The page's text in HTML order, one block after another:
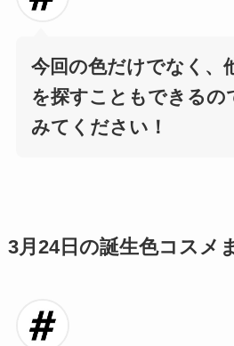
今回の色だけでなく、
を探すこともできるの
みてください！
3月24日の誕生色コスメ